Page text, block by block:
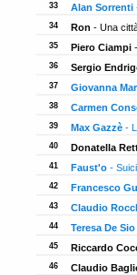
33 Alan Sorrenti
34 Ron - Una
35 Piero Ciampi
36 Sergio
37 Giovanna
38 Carmen
39 Max Gazzè -
40 Donatella
41 Faust'o -
42 Francesco
43 Claudio
44 Teresa De Sio
45 Riccardo
46 Claudio